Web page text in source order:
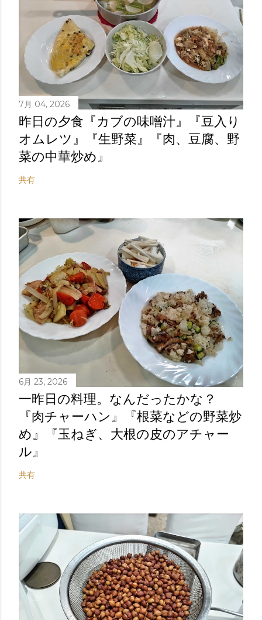
7月 04, 2026
昨日の夕食『カブの味噌汁』『豆入り
オムレツ』『生野菜』『肉、豆腐、野
菜の中華炒め』
共有
6月 23, 2026
一昨日の料理。なんだったかな？
『肉チャーハン』『根菜などの野菜炒
め』『玉ねぎ、大根の皮のアチャー
ル』
共有